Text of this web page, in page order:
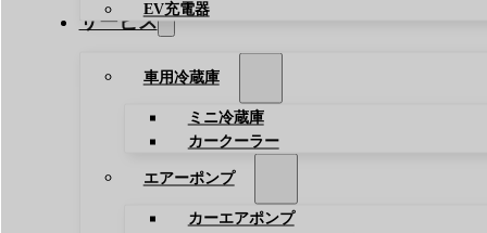
EV充電器
サービス
車用冷蔵庫
ミニ冷蔵庫
カークーラー
エアーポンプ
カーエアポンプ